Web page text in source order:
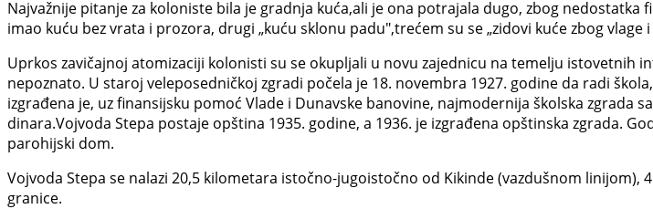
Najvažnije pitanje za koloniste bila je gradnja kuća,ali je ona potrajala dugo, zbog
imao kuću bez vrata i prozora, drugi „kuću sklonu padu",trećem su se „zidovi kuće zbog
Uprkos zavičajnoj atomizaciji kolonisti su se okupljali u novu zajednicu na temelju istovetnih
nepoznato. U staroj veleposedničkoj zgradi počela je 18. novembra 1927. godine da radi
izgrađena je, uz finansijsku pomoć Vlade i Dunavske banovine, najmodernija školska zgrada
dinara.Vojvoda Stepa postaje opština 1935. godine, a 1936. je izgrađena opštinska zgrada.
parohijski dom.
Vojvoda Stepa se nalazi 20,5 kilometara istočno-jugoistočno od Kikinde (vazdušnom
granice.